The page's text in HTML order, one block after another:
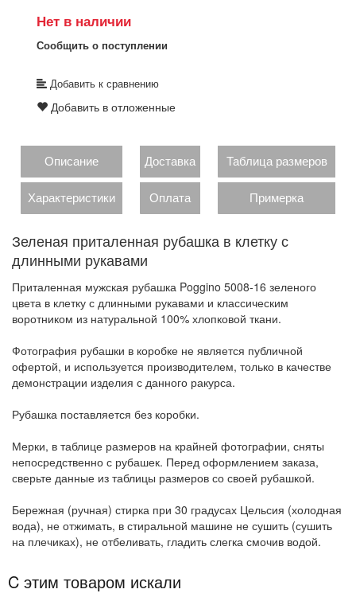
Нет в наличии
Сообщить о поступлении
Добавить к сравнению
Добавить в отложенные
Описание Доставка Таблица размеров
Характеристики Оплата Примерка
Зеленая приталенная рубашка в клетку с
длинными рукавами
Приталенная мужская рубашка Poggino 5008-16 зеленого
цвета в клетку с длинными рукавами и классическим
воротником из натуральной 100% хлопковой ткани.
Фотография рубашки в коробке не является публичной
офертой, и используется производителем, только в качестве
демонстрации изделия с данного ракурса.
Рубашка поставляется без коробки.
Мерки, в таблице размеров на крайней фотографии, сняты
непосредственно с рубашек. Перед оформлением заказа,
сверьте данные из таблицы размеров со своей рубашкой.
Бережная (ручная) стирка при 30 градусах Цельсия (холодная
вода), не отжимать, в стиральной машине не сушить (сушить
на плечиках), не отбеливать, гладить слегка смочив водой.
C этим товаром искали